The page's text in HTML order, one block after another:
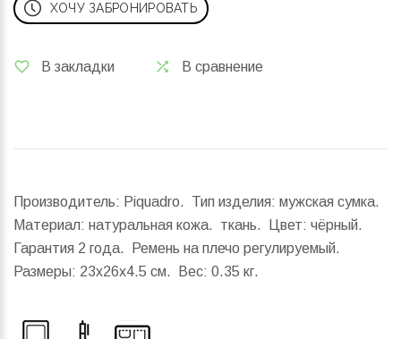
ХОЧУ ЗАБРОНИРОВАТЬ
В закладки В сравнение
Производитель: Piquadro. Тип изделия: мужская сумка.
Материал: натуральная кожа. ткань. Цвет: чёрный.
Гарантия 2 года. Ремень на плечо регулируемый.
Размеры: 23x26x4.5 см. Вес: 0.35 кг.